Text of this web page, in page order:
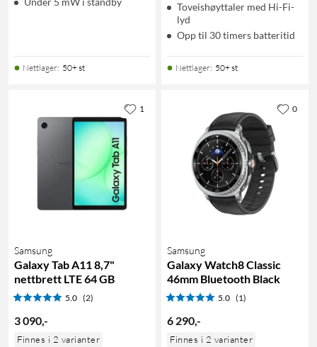
Nettlager: 50+ st
Toveishøyttaler med Hi-Fi-
lyd
Opp til 30 timers batteritid
Nettlager: 50+ st
Samsung
Galaxy Tab A11 8,7"
nettbrett LTE 64 GB
5.0 (2)
3 090,-
Finnes i 2 varianter
1
Samsung
Galaxy Watch8 Classic
46mm Bluetooth Black
5.0 (1)
6 290,-
Finnes i 2 varianter
0